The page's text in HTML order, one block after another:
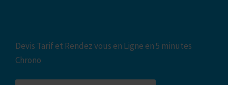
Devis Tarif et Rendez vous en Ligne en 5 minutes
Chrono